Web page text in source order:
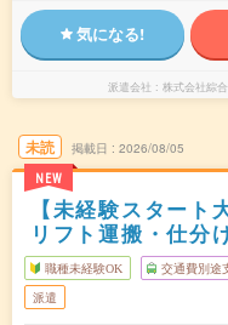
気になる!
派遣会社 株式会社綜
未読
NEW
掲載日 2026/08/05
【未経験スタート
リフト運搬・仕分
職種未経験OK 交通費別途
派遣